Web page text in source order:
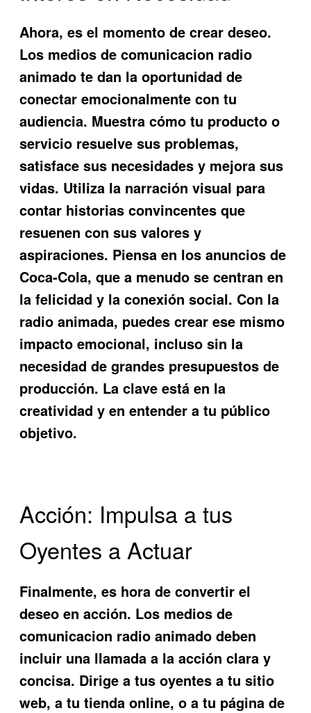
Ahora, es el momento de crear deseo.
Los medios de comunicacion radio
animado te dan la oportunidad de
conectar emocionalmente con tu
audiencia. Muestra cómo tu producto o
servicio resuelve sus problemas,
satisface sus necesidades y mejora sus
vidas. Utiliza la narración visual para
contar historias convincentes que
resuenen con sus valores y
aspiraciones. Piensa en los anuncios de
Coca-Cola, que a menudo se centran en
la felicidad y la conexión social. Con la
radio animada, puedes crear ese mismo
impacto emocional, incluso sin la
necesidad de grandes presupuestos de
producción. La clave está en la
creatividad y en entender a tu público
objetivo.
Acción: Impulsa a tus
Oyentes a Actuar
Finalmente, es hora de convertir el
deseo en acción. Los medios de
comunicacion radio animado deben
incluir una llamada a la acción clara y
concisa. Dirige a tus oyentes a tu sitio
web, a tu tienda online, o a tu página de